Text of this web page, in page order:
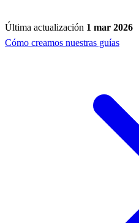
Última actualización 1 mar 2026
Cómo creamos nuestras guías